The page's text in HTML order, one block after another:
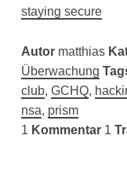
staying secure
Autor matthias
Überwachung
club, GCHQ,
nsa, prism
1 Kommentar 1